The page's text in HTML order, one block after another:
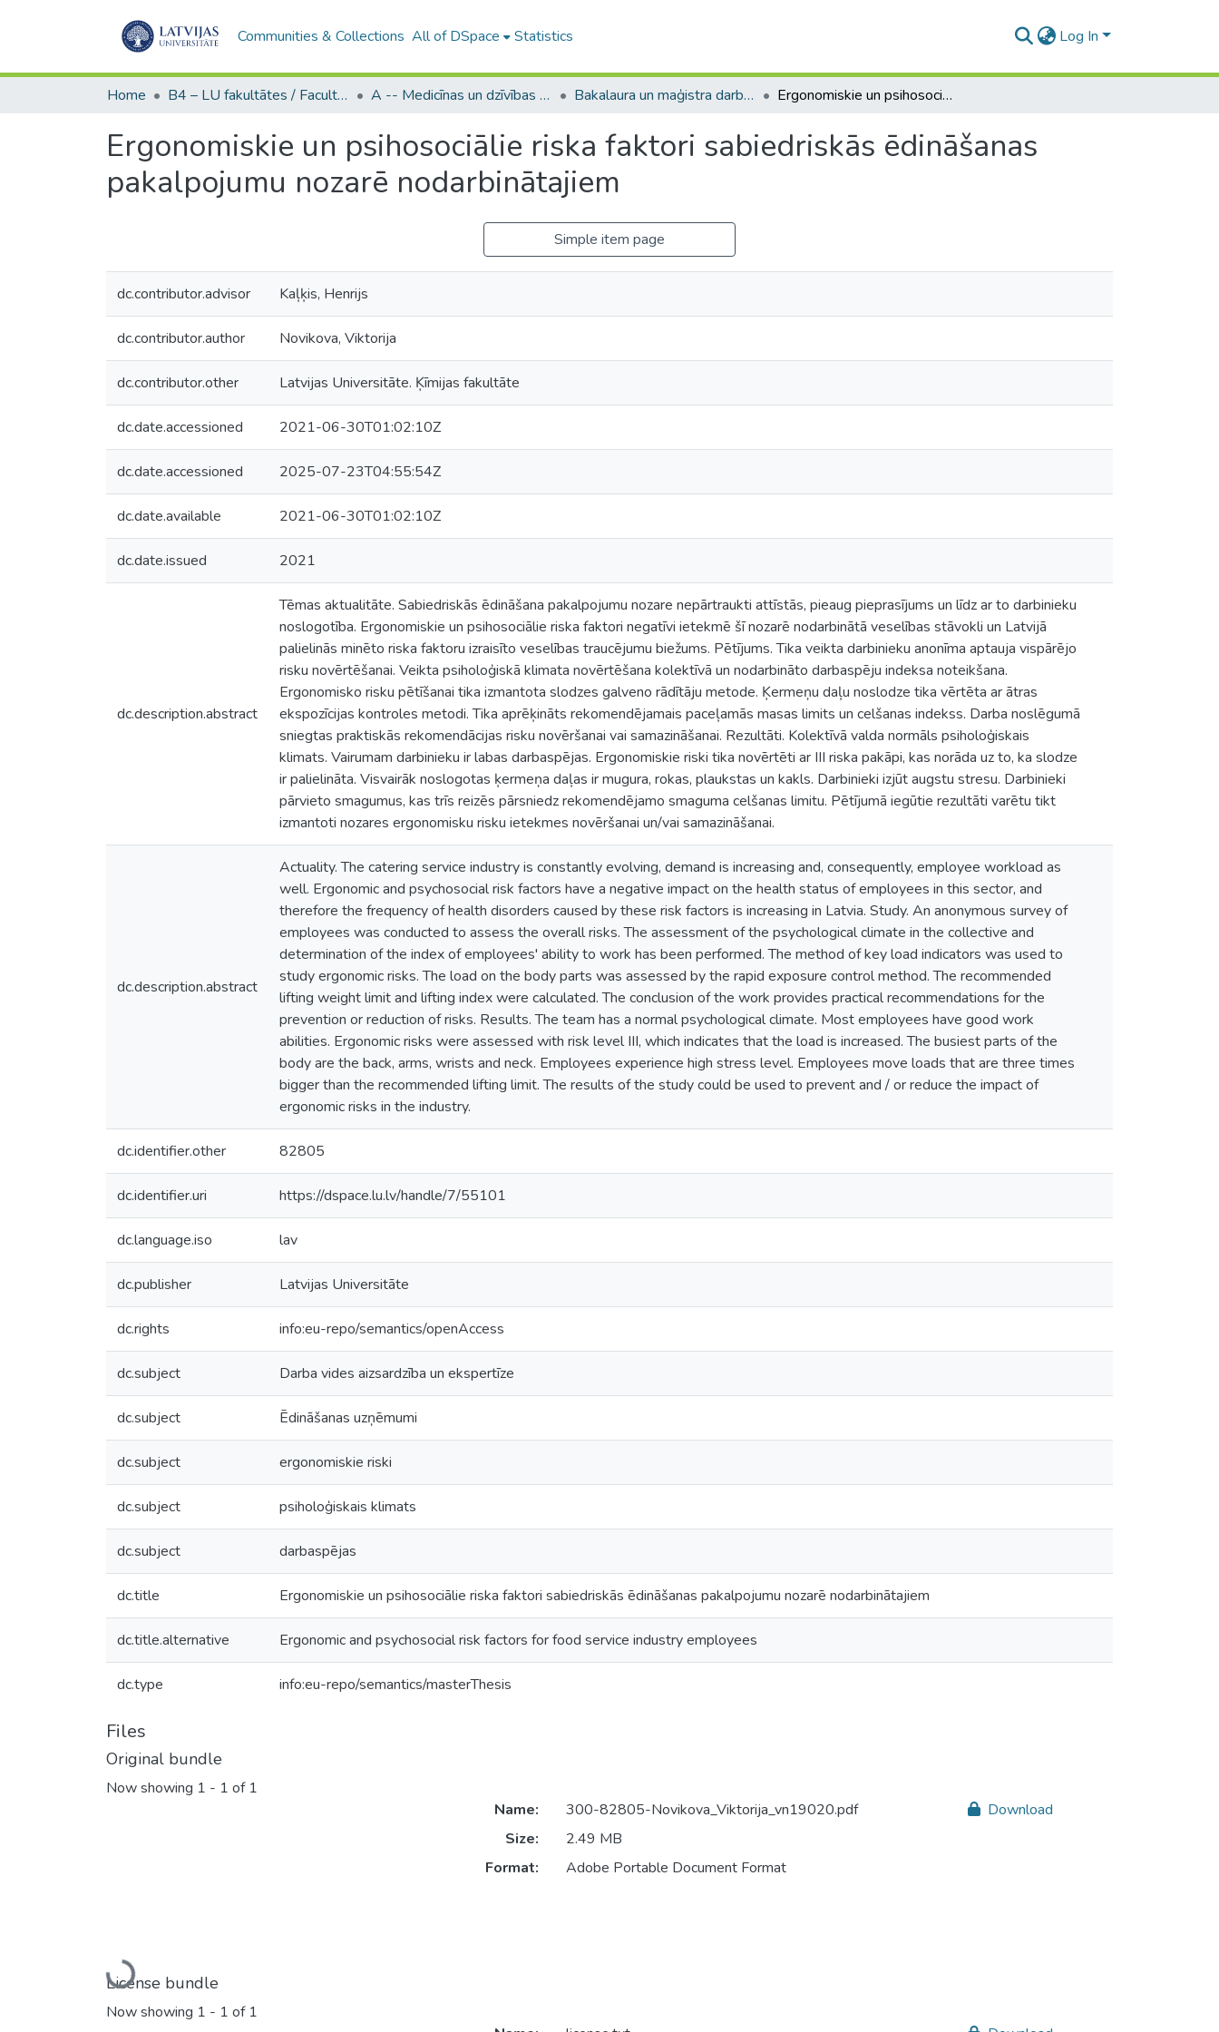
Communities & Collections All of DSpace Statistics Log In
Home B4 – LU fakultātes / Faculties of the UL A -- Medicīnas un dzīvības zinātņu fakultāte / Faculty of Medicine and Life Sciences Bakalaura un maģistra darbi (MDZF) / Bachelor's and Master's theses Ergonomiskie un psihosociālie riska faktori sabiedriskās ēdināšanas pakalpojumu nozarē nodarbinātajiem
Ergonomiskie un psihosociālie riska faktori sabiedriskās ēdināšanas
pakalpojumu nozarē nodarbinātajiem
Simple item page
dc.contributor.advisor Kaļķis, Henrijs
dc.contributor.author Novikova, Viktorija
dc.contributor.other Latvijas Universitāte. Ķīmijas fakultāte
dc.date.accessioned 2021-06-30T01:02:10Z
dc.date.accessioned 2025-07-23T04:55:54Z
dc.date.available 2021-06-30T01:02:10Z
dc.date.issued 2021
dc.description.abstract
Tēmas aktualitāte. Sabiedriskās ēdināšana pakalpojumu nozare nepārtraukti attīstās, pieaug pieprasījums un līdz ar to darbinieku
noslogotība. Ergonomiskie un psihosociālie riska faktori negatīvi ietekmē šī nozarē nodarbinātā veselības stāvokli un Latvijā
palielinās minēto riska faktoru izraisīto veselības traucējumu biežums. Pētījums. Tika veikta darbinieku anonīma aptauja vispārējo
risku novērtēšanai. Veikta psiholoģiskā klimata novērtēšana kolektīvā un nodarbināto darbaspēju indeksa noteikšana.
Ergonomisko risku pētīšanai tika izmantota slodzes galveno rādītāju metode. Ķermeņu daļu noslodze tika vērtēta ar ātras
ekspozīcijas kontroles metodi. Tika aprēķināts rekomendējamais paceļamās masas limits un celšanas indekss. Darba noslēgumā
sniegtas praktiskās rekomendācijas risku novēršanai vai samazināšanai. Rezultāti. Kolektīvā valda normāls psiholoģiskais
klimats. Vairumam darbinieku ir labas darbaspējas. Ergonomiskie riski tika novērtēti ar III riska pakāpi, kas norāda uz to, ka slodze
ir palielināta. Visvairāk noslogotas ķermeņa daļas ir mugura, rokas, plaukstas un kakls. Darbinieki izjūt augstu stresu. Darbinieki
pārvieto smagumus, kas trīs reizēs pārsniedz rekomendējamo smaguma celšanas limitu. Pētījumā iegūtie rezultāti varētu tikt
izmantoti nozares ergonomisku risku ietekmes novēršanai un/vai samazināšanai.
dc.description.abstract
Actuality. The catering service industry is constantly evolving, demand is increasing and, consequently, employee workload as
well. Ergonomic and psychosocial risk factors have a negative impact on the health status of employees in this sector, and
therefore the frequency of health disorders caused by these risk factors is increasing in Latvia. Study. An anonymous survey of
employees was conducted to assess the overall risks. The assessment of the psychological climate in the collective and
determination of the index of employees' ability to work has been performed. The method of key load indicators was used to
study ergonomic risks. The load on the body parts was assessed by the rapid exposure control method. The recommended
lifting weight limit and lifting index were calculated. The conclusion of the work provides practical recommendations for the
prevention or reduction of risks. Results. The team has a normal psychological climate. Most employees have good work
abilities. Ergonomic risks were assessed with risk level III, which indicates that the load is increased. The busiest parts of the
body are the back, arms, wrists and neck. Employees experience high stress level. Employees move loads that are three times
bigger than the recommended lifting limit. The results of the study could be used to prevent and / or reduce the impact of
ergonomic risks in the industry.
dc.identifier.other 82805
dc.identifier.uri https://dspace.lu.lv/handle/7/55101
dc.language.iso lav
dc.publisher Latvijas Universitāte
dc.rights info:eu-repo/semantics/openAccess
dc.subject Darba vides aizsardzība un ekspertīze
dc.subject Ēdināšanas uzņēmumi
dc.subject ergonomiskie riski
dc.subject psiholoģiskais klimats
dc.subject darbaspējas
dc.title Ergonomiskie un psihosociālie riska faktori sabiedriskās ēdināšanas pakalpojumu nozarē nodarbinātajiem
dc.title.alternative Ergonomic and psychosocial risk factors for food service industry employees
dc.type info:eu-repo/semantics/masterThesis
Files
Original bundle
Now showing 1 - 1 of 1
Loading...
Name:
300-82805-Novikova_Viktorija_vn19020.pdf
Size:
2.49 MB
Format:
Adobe Portable Document Format
Download
License bundle
Now showing 1 - 1 of 1